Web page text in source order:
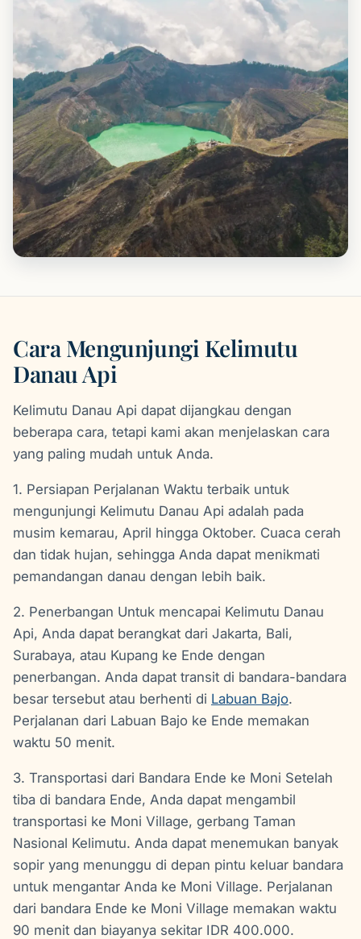
Cara Mengunjungi Kelimutu
Danau Api
Kelimutu Danau Api dapat dijangkau dengan
beberapa cara, tetapi kami akan menjelaskan cara
yang paling mudah untuk Anda.
1. Persiapan Perjalanan Waktu terbaik untuk
mengunjungi Kelimutu Danau Api adalah pada
musim kemarau, April hingga Oktober. Cuaca cerah
dan tidak hujan, sehingga Anda dapat menikmati
pemandangan danau dengan lebih baik.
2. Penerbangan Untuk mencapai Kelimutu Danau
Api, Anda dapat berangkat dari Jakarta, Bali,
Surabaya, atau Kupang ke Ende dengan
penerbangan. Anda dapat transit di bandara-bandara
besar tersebut atau berhenti di Labuan Bajo.
Perjalanan dari Labuan Bajo ke Ende memakan
waktu 50 menit.
3. Transportasi dari Bandara Ende ke Moni Setelah
tiba di bandara Ende, Anda dapat mengambil
transportasi ke Moni Village, gerbang Taman
Nasional Kelimutu. Anda dapat menemukan banyak
sopir yang menunggu di depan pintu keluar bandara
untuk mengantar Anda ke Moni Village. Perjalanan
dari bandara Ende ke Moni Village memakan waktu
90 menit dan biayanya sekitar IDR 400.000.